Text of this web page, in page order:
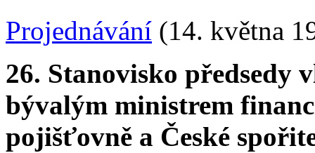
Projednávání (14. května
26. Stanovisko předsedy
bývalým ministrem
pojišťovně a České